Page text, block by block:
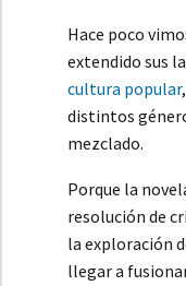
Hace poco
extendido sus
cultura popular
distintos
mezclado.
Porque la
resolución de
la exploración
llegar a